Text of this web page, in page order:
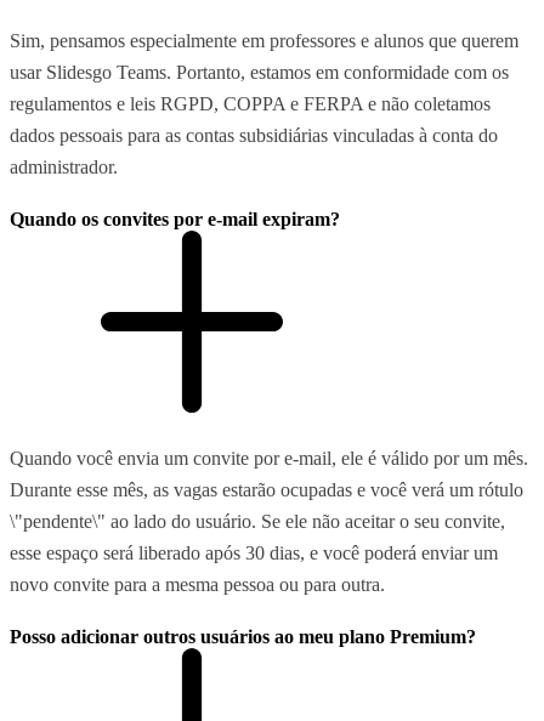
Sim, pensamos especialmente em professores e alunos que querem
usar Slidesgo Teams. Portanto, estamos em conformidade com os
regulamentos e leis RGPD, COPPA e FERPA e não coletamos
dados pessoais para as contas subsidiárias vinculadas à conta do
administrador.
Quando os convites por e-mail expiram?
Quando você envia um convite por e-mail, ele é válido por um mês.
Durante esse mês, as vagas estarão ocupadas e você verá um rótulo
\"pendente\" ao lado do usuário. Se ele não aceitar o seu convite,
esse espaço será liberado após 30 dias, e você poderá enviar um
novo convite para a mesma pessoa ou para outra.
Posso adicionar outros usuários ao meu plano Premium?